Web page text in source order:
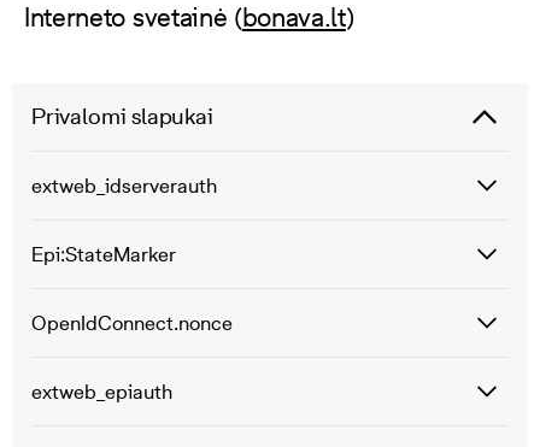
Interneto svetainė (bonava.lt)
Privalomi slapukai
extweb_idserverauth
Epi:StateMarker
OpenIdConnect.nonce
extweb_epiauth